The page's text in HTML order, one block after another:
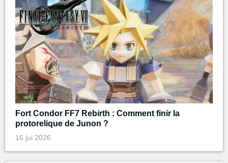
Fort Condor FF7 Rebirth : Comment finir la
protorelique de Junon ?
16 jui 2026